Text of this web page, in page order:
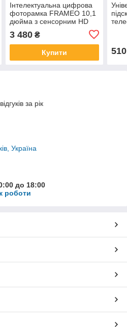
Інтелектуальна цифрова
фоторамка FRAMEO 10,1
дюйма з сенсорним HD
дисплеєм та вбудованою
пам’яттю 32 Гб
3 480₴
Купити 510
за рік
Україна
до 18:00
роботи